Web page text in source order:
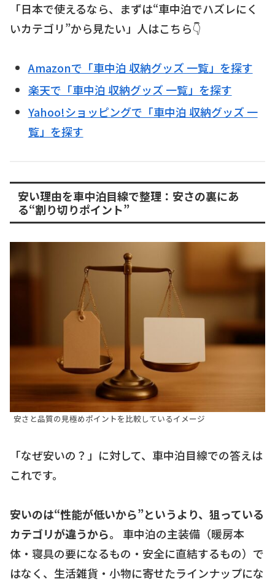
「日本で使えるなら、まずは“車中泊でハズレにく
いカテゴリ”から見たい」人はこちら👇
Amazonで「車中泊 収納グッズ 一覧」を探す
楽天で「車中泊 収納グッズ 一覧」を探す
Yahoo!ショッピングで「車中泊 収納グッズ 一
覧」を探す
安い理由を車中泊目線で整理：安さの裏にあ
る“割り切りポイント”
安さと品質の見極めポイントを比較しているイメージ
「なぜ安いの？」に対して、車中泊目線での答えは
これです。
安いのは“性能が低いから”というより、狙っている
カテゴリが違うから。 車中泊の主装備（暖房本
体・寝具の要になるもの・安全に直結するもの）で
はなく、生活雑貨・小物に寄せたラインナップにな